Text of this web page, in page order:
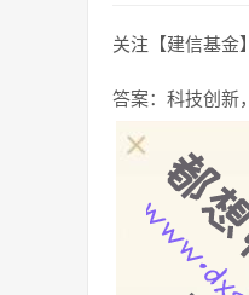
关注【建信基金
答案：科技创新